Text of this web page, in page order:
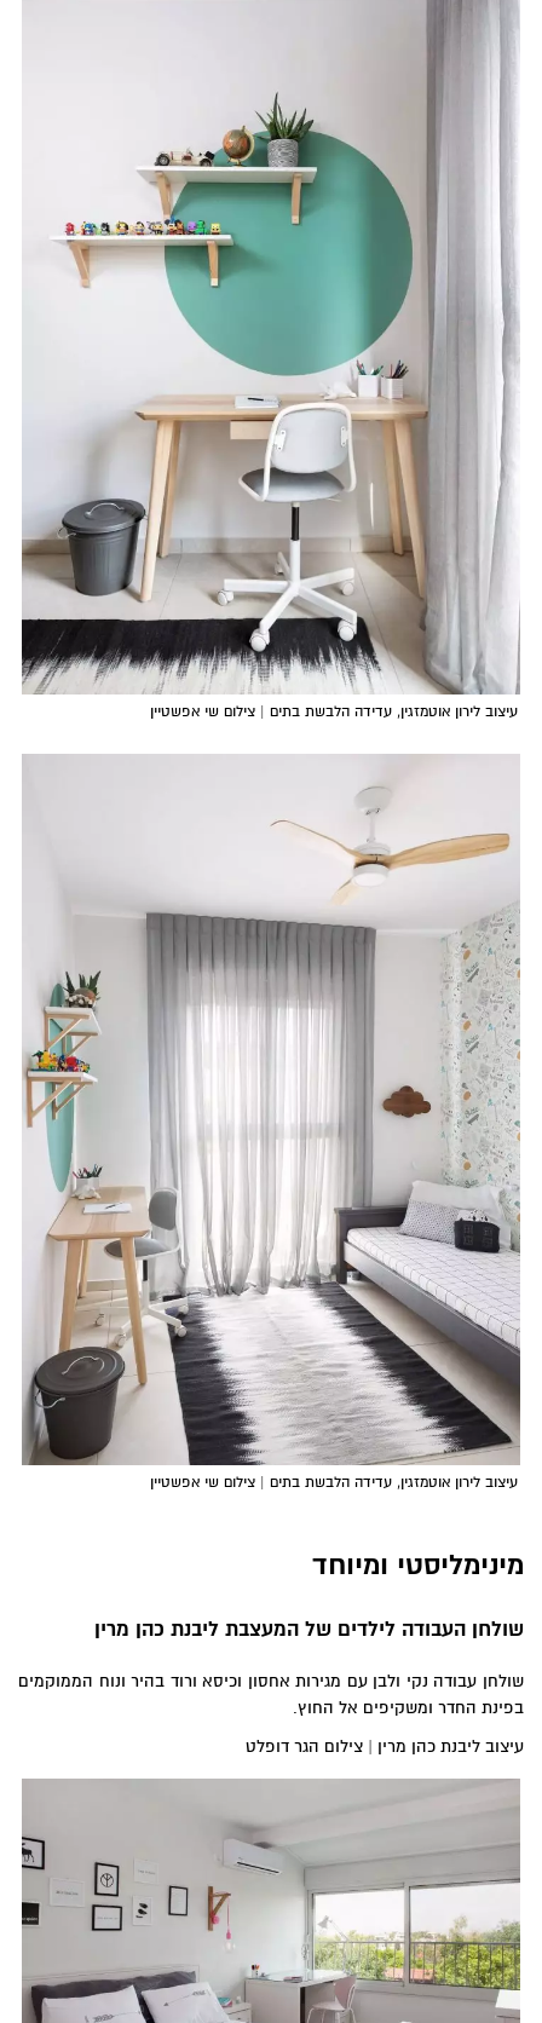
עיצוב לירון אוטמזגין, עדידה הלבשת בתים | צילום שי אפשטיין
עיצוב לירון אוטמזגין, עדידה הלבשת בתים | צילום שי אפשטיין
מינימליסטי ומיוחד
שולחן העבודה לילדים של המעצבת ליבנת כהן מרין
שולחן עבודה נקי ולבן עם מגירות אחסון וכיסא ורוד בהיר ונוח הממוקמים
בפינת החדר ומשקיפים אל החוץ.
עיצוב ליבנת כהן מרין | צילום הגר דופלט